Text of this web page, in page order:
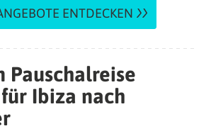
ENTDECKEN
Pauschalreise
Ibiza nach